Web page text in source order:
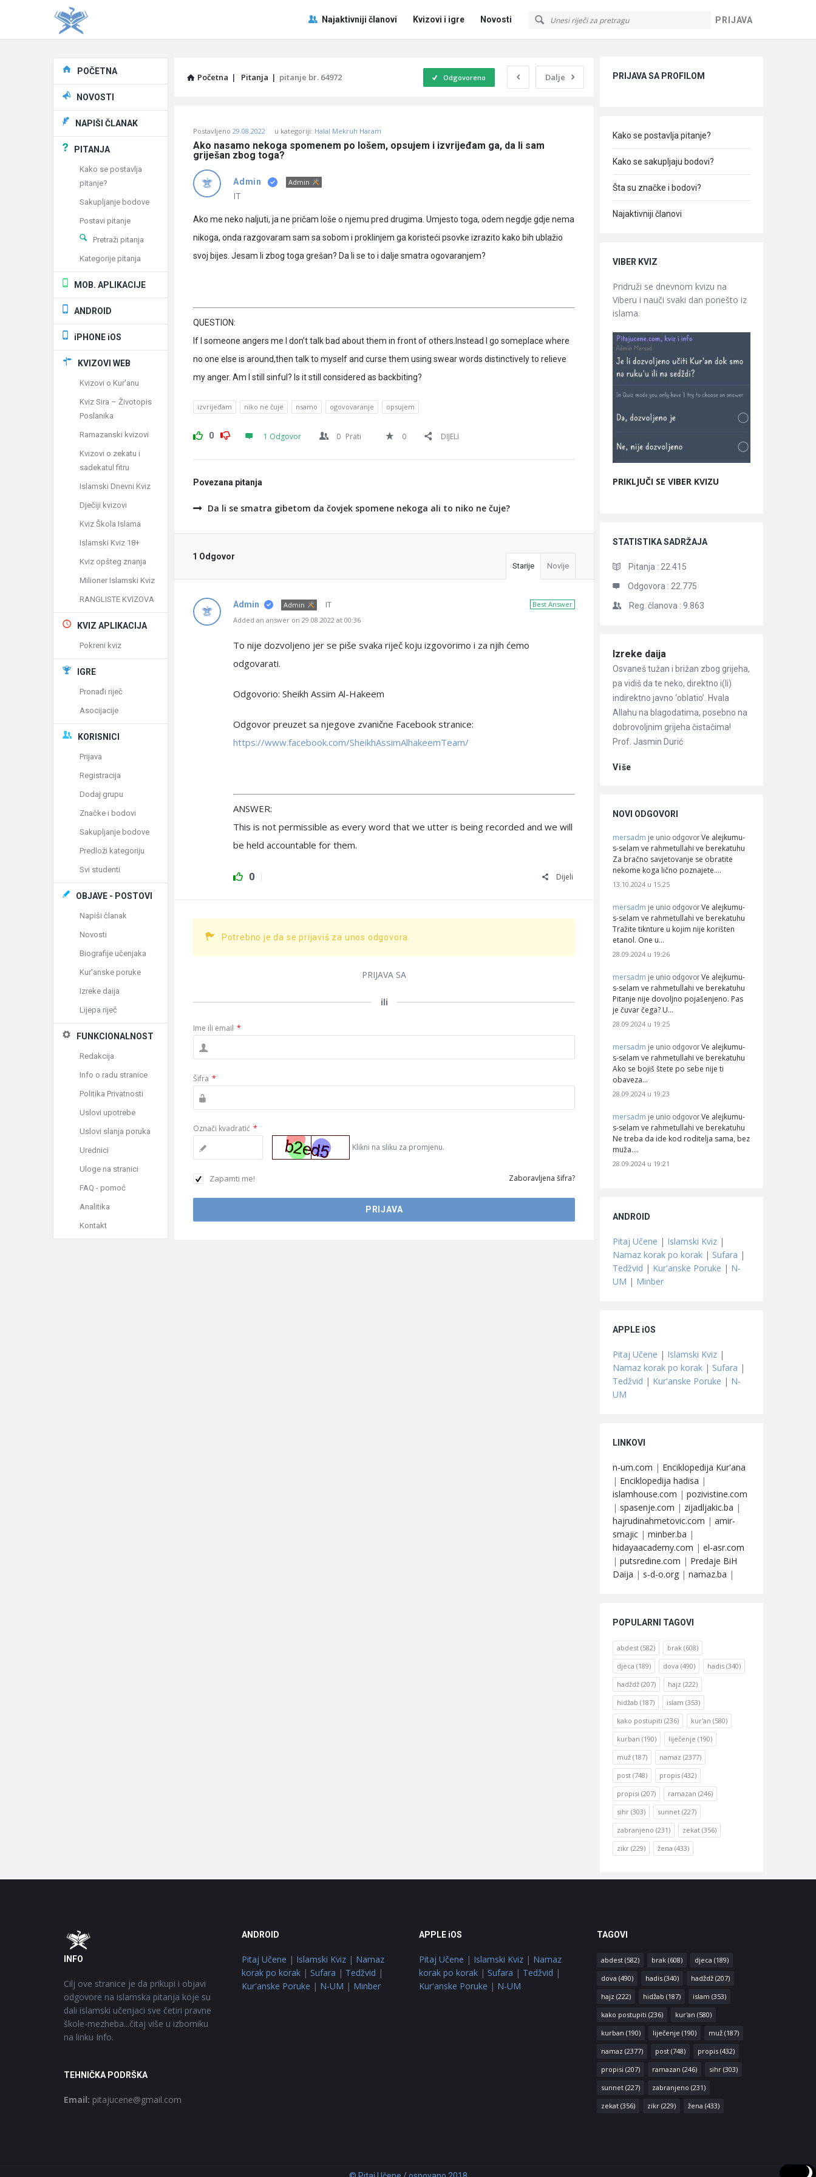
PRIJAVA
Pitaj
Učene
Navigacija
Najaktivniji članovi Kvizovi i igre Novosti
Početna | Pitanja | pitanje br. 64972 Dalje
Odgovoreno
Učene
Latest
Pitanja
Postavljeno 29.08.2022 u kategoriji: Halal Mekruh Haram
Ako nasamo nekoga spomenem po lošem, opsujem i izvrijeđam ga, da li sam
griješan zbog toga?
Admin Admin
IT
Ako me neko naljuti, ja ne pričam loše o njemu pred drugima. Umjesto toga, odem negdje gdje nema
nikoga, onda razgovaram sam sa sobom i proklinjem ga koristeći psovke izrazito kako bih ublažio
svoj bijes. Jesam li zbog toga grešan? Da li se to i dalje smatra ogovaranjem?
QUESTION:
If I someone angers me I don’t talk bad about them in front of others.Instead I go someplace where
no one else is around,then talk to myself and curse them using swear words distinctively to relieve
my anger. Am I still sinful? Is it still considered as backbiting?
izvrijeđam niko ne čuje nsamo ogovovaranje opsujem
0 1 Odgovor 0 Prati 0 DIJELI
Povezana pitanja
Da li se smatra gibetom da čovjek spomene nekoga ali to niko ne čuje?
1 Odgovor
Starije Novije
Best Answer
Admin Admin IT
Added an answer on 29.08.2022 at 00:36
To nije dozvoljeno jer se piše svaka riječ koju izgovorimo i za njih ćemo
odgovarati.
Odgovorio: Sheikh Assim Al-Hakeem
Odgovor preuzet sa njegove zvanične Facebook stranice:
https://www.facebook.com/SheikhAssimAlhakeemTeam/
ANSWER:
This is not permissible as every word that we utter is being recorded and we will
be held accountable for them.
0 Dijeli
Potrebno je da se prijaviš za unos odgovora.
PRIJAVA SA
ili
Ime ili email *
Šifra *
Označi kvadratić *
Klikni na sliku za promjenu.
Zapamti me! Zaboravljena šifra?
PRIJAVA SA PROFILOM
Kako se postavlja pitanje?
Kako se sakupljaju bodovi?
Šta su značke i bodovi?
Najaktivniji članovi
VIBER KVIZ
Pridruži se dnevnom kvizu na
Viberu i nauči svaki dan ponešto iz
islama.
PRIKLJUČI SE VIBER KVIZU
STATISTIKA SADRŽAJA
Pitanja : 22.415
Odgovora : 22.775
Reg. članova : 9.863
Članci
Izreke daija
Osvaneš tužan i brižan zbog grijeha,
pa vidiš da te neko, direktno i(li)
indirektno javno ‘oblatio’. Hvala
Allahu na blagodatima, posebno na
dobrovoljnim grijeha čistačima!
Prof. Jasmin Durić
Više
NOVI ODGOVORI
mersadm je unio odgovor Ve alejkumu-
s-selam ve rahmetullahi ve berekatuhu
Za bračno savjetovanje se obratite
nekome koga lično poznajete.…
13.10.2024 u 15:25
mersadm je unio odgovor Ve alejkumu-
s-selam ve rahmetullahi ve berekatuhu
Tražite tiknture u kojim nije korišten
etanol. One u…
28.09.2024 u 19:26
mersadm je unio odgovor Ve alejkumu-
s-selam ve rahmetullahi ve berekatuhu
Pitanje nije dovoljno pojašenjeno. Pas
je čuvar čega? U…
28.09.2024 u 19:25
mersadm je unio odgovor Ve alejkumu-
s-selam ve rahmetullahi ve berekatuhu
Ako se bojiš štete po sebe nije ti
obaveza…
28.09.2024 u 19:23
mersadm je unio odgovor Ve alejkumu-
s-selam ve rahmetullahi ve berekatuhu
Ne treba da ide kod roditelja sama, bez
muža.…
28.09.2024 u 19:21
ANDROID
Pitaj Učene | Islamski Kviz |
Namaz korak po korak | Sufara |
Tedžvid | Kur'anske Poruke | N-
UM | Minber
APPLE iOS
Pitaj Učene | Islamski Kviz |
Namaz korak po korak | Sufara |
Tedžvid | Kur'anske Poruke | N-
UM
LINKOVI
n-um.com | Enciklopedija Kur'ana
| Enciklopedija hadisa |
islamhouse.com | pozivistine.com
| spasenje.com | zijadljakic.ba |
hajrudinahmetovic.com | amir-
smajic | minber.ba |
hidayaacademy.com | el-asr.com
| putsredine.com | Predaje BiH
Daija | s-d-o.org | namaz.ba |
POPULARNI TAGOVI
abdest (582) brak (608)
djeca (189) dova (490) hadis (340)
hadždž (207) hajz (222)
hidžab (187) islam (353)
kako postupiti (236) kur'an (580)
kurban (190) liječenje (190)
muž (187) namaz (2377)
post (748) propis (432)
propisi (207) ramazan (246)
sihr (303) sunnet (227)
zabranjeno (231) zekat (356)
zikr (229) žena (433)
Explore
POČETNA
NOVOSTI
NAPIŠI ČLANAK
PITANJA
Kako se postavlja
pitanje?
Sakupljanje bodove
Postavi pitanje
Pretraži pitanja
Kategorije pitanja
MOB. APLIKACIJE
ANDROID
iPHONE iOS
KVIZOVI WEB
Kvizovi o Kur'anu
Kviz Sira – Životopis
Poslanika
Ramazanski kvizovi
Kvizovi o zekatu i
sadekatul fitru
Islamski Dnevni Kviz
Dječiji kvizovi
Kviz Škola Islama
Islamski Kviz 18+
Kviz opšteg znanja
Milioner Islamski Kviz
RANGLISTE KVIZOVA
KVIZ APLIKACIJA
Pokreni kviz
IGRE
Pronađi riječ
Asocijacije
KORISNICI
Prijava
Registracija
Dodaj grupu
Značke i bodovi
Sakupljanje bodove
Predloži kategoriju
Svi studenti
OBJAVE - POSTOVI
Napiši članak
Novosti
Biografije učenjaka
Kur'anske poruke
Izreke daija
Lijepa riječ
FUNKCIONALNOST
Redakcija
Info o radu stranice
Politika Privatnosti
Uslovi upotrebe
Uslovi slanja poruka
Urednici
Uloge na stranici
FAQ - pomoć
Analitika
Kontakt
Footer
INFO
Cilj ove stranice je da prikupi i objavi
odgovore na islamska pitanja koje su
dali islamski učenjaci sve četiri pravne
škole-mezheba...čitaj više u izborniku
na linku Info.
TEHNIČKA PODRŠKA
Email: pitajucene@gmail.com
ANDROID
Pitaj Učene | Islamski Kviz| Namaz
korak po korak| Sufara | Tedžvid |
Kur'anske Poruke | N-UM | Minber
APPLE iOS
Pitaj Učene | Islamski Kviz | Namaz
korak po korak | Sufara | Tedžvid |
Kur'anske Poruke | N-UM
TAGOVI
abdest(582) brak(608) djeca (189)
dova (490) hadis(340) hadždž(207)
hajz (222) hidžab (187) islam (353)
kako postupiti (236) kur'an (580)
kurban (190) liječenje (190) muž(187)
namaz (2377) post(748) propis(432)
propisi (207) ramazan (246) sihr(303)
sunnet(227) zabranjeno (231)
zekat(356) zikr(229) žena (433)